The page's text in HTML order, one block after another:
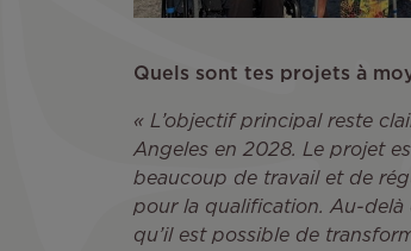
Quels sont tes projets à
« L’objectif principal reste
Angeles en 2028. Le projet
beaucoup de travail et de
pour la qualification. Au-delà
qu’il est possible de